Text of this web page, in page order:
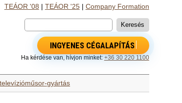
TEÁOR '08 TEÁOR '25| Company Formation
INGYENES CÉGALAPÍTÁS
Ha kérdése van, hívjon minket: +36 30 220 1100
gyártás